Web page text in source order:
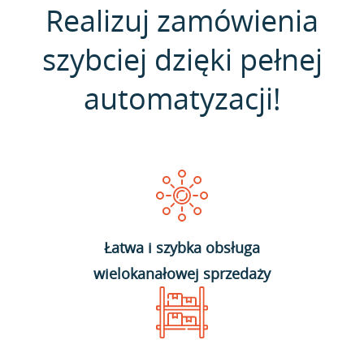
Realizuj zamówienia
szybciej dzięki pełnej
automatyzacji!
Łatwa i szybka obsługa
wielokanałowej sprzedaży